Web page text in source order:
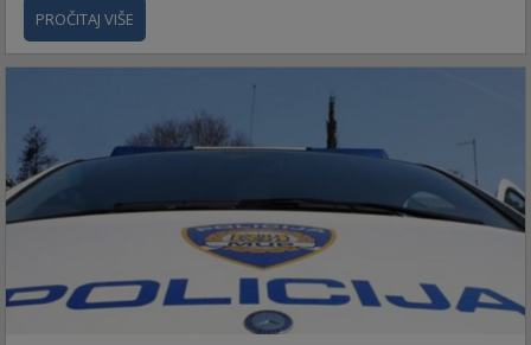
PROČITAJ VIŠE